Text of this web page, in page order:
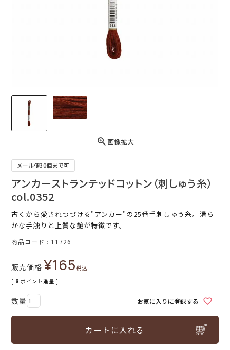
画像拡大
メール便30個まで可
アンカーストランテッドコットン（刺しゅう糸）
col.0352
古くから愛されつづける"アンカー"の25番手刺しゅう糸。滑ら
かな手触りと上質な艶が特徴です。
商品コード 11726
販売価格 ¥165税込
[ 8 ポイント進呈 ]
お気に入りに登録する
カートに入れる